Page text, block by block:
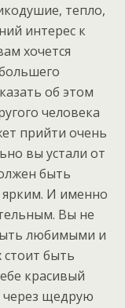
тепло,
интерес к
хочется
об этом
человека
прийти очень
вы устали от
быть
И именно
Вы не
любимыми и
быть
красивый
через щедрую